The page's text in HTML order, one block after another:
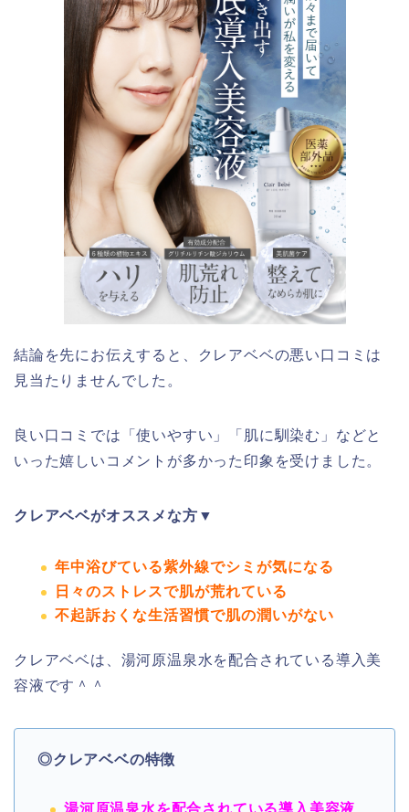
結論を先にお伝えすると、
クレアベベの悪い口コミは
見当たりませんでした。
良い口コミでは「使いやすい 」「 肌に馴染む 」などと
いった嬉しいコメントが多かった印象を受けました。
クレアベベがオススメな方▼
年中浴びている紫外線でシミが気になる
日々のストレスで肌が荒れている
不起訴おくな生活習慣で肌の潤いがない
クレアベベは、湯河原温泉水を配合されている導入美
容液です ＾＾
◎クレアベベの特徴